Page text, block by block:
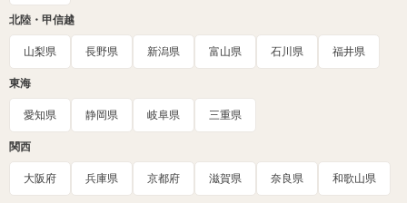
北陸・甲信越
山梨県 長野県 新潟県 富山県 石川県 福井県
東海
愛知県 静岡県 岐阜県 三重県
関西
大阪府 兵庫県 京都府 滋賀県 奈良県 和歌山県